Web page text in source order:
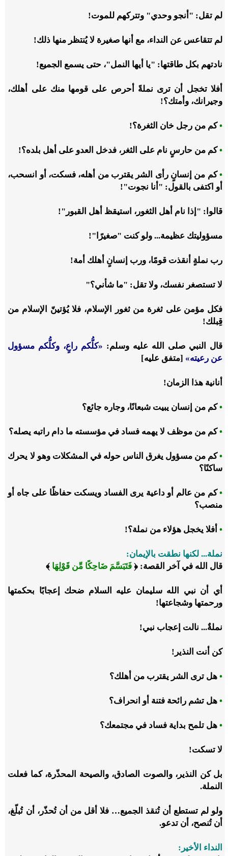
لم تقل: "أنجو وحدي" وتتركهم للموت!
لم تتقاعس عن النداء، مع أنها صغيرة لا يُنتظر منها ذلك!
نادتهم بكل طاقتها: "يا أيها النمل"، حتى يسمع الجميع!
أفلا تخجل أن ترى نملةً أحرص على قومها منك على أهلك،
وجيرانك، وأمتك؟!
•كم من رجل خان الثغرة؟!
•كم من حارسٍ نام على الثغر، فدخل العدو على أهل بلده؟!
•كم من إنسانٍ رأى الشر يقترب من أهله، فسكت، أو انسحب،
أو اكتفى بالقول: "أنا نجوت"!
قالوا: "إذا نام أهل الثغور، استيقظ أهل القبور"!
مسؤوليتك عظيمة... ولو كنت "صغيرًا"!
رب نملةٍ أنقذت قومًا، ورب إنسانٍ أهلك أمة!
لا تستصغر نفسك، ولا تقل: "ما شأني؟"
فكل مؤمن على ثغرة من ثغور الإسلام، فلا يُؤتينّ الإسلام من
قِبلك!
قال النبي صلى الله عليه وسلم: «كلُّكم راعٍ، وكلُّكم مسؤول
عن رعيته» [متفق عليه]
أنانية هذا الزمان!
•كم من إنسان يبيت شبعانًا، وجاره جائع؟
•كم من موظف لا يهمه فساد في مؤسسته ما دام راتبه يصله؟
•كم من مسؤول يغرق الناس حوله في المشكلات وهو لا يحرك
ساكنًا؟
•كم من عالم أو داعية يرى الفساد ويسكت حفاظًا على جاه أو
منصب؟
• أفلا يخجل هؤلاء من نملة؟!
نملة... لكنها نطقت بالإيمان:
قال الله في آخر القصة: ﴿ فَتَبَسَّمَ ضَاحِكًا مِّن قَوْلِهَا ﴾
أي أن نبي الله سليمان عليه السلام ضحك إعجابًا بحكمتها
ورحمتها وشجاعتها!
نملةٌ... نالت إعجاب نبي!
كن أنت النذير!
• هل ترى الشر يقترب من أهلك؟
• هل تشم رائحة فتنة أو انحراف؟
• هل تلمح بداية فساد في مجتمعك؟
لا تسكت!
بل كن النذير، والصوت الصادق، والصيحة المحذّرة، كما فعلت
النملة.
ولو لم تستطع أن تُنقذ الجميع… فلا أقل من أن تُحذّر، أن تُبلّغ،
أن تُنصح، أن تدعو.
النداء الأخير: